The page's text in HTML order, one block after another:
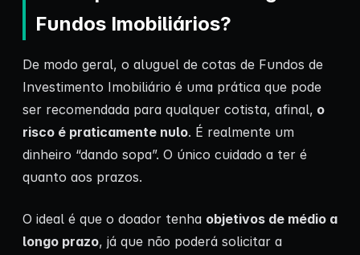
Fundos Imobiliários?
De modo geral, o aluguel de cotas de Fundos de
Investimento Imobiliário é uma prática que pode
ser recomendada para qualquer cotista, afinal, o
risco é praticamente nulo. É realmente um
dinheiro “dando sopa”. O único cuidado a ter é
quanto aos prazos.
O ideal é que o doador tenha objetivos de médio a
longo prazo, já que não poderá solicitar a